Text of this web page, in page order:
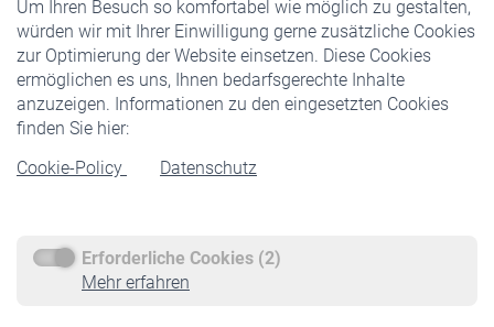
Um Ihren Besuch so komfortabel wie möglich zu gestalten,
würden wir mit Ihrer Einwilligung gerne zusätzliche Cookies
zur Optimierung der Website einsetzen. Diese Cookies
ermöglichen es uns, Ihnen bedarfsgerechte Inhalte
anzuzeigen. Informationen zu den eingesetzten Cookies
finden Sie hier:
Cookie-Policy
Datenschutz
Erforderliche Cookies (2)
Mehr erfahren
Staatliche Förderung
Veranstaltungen
Rentner
Rentenbeginn
Rente beantragen
Service
Informationen